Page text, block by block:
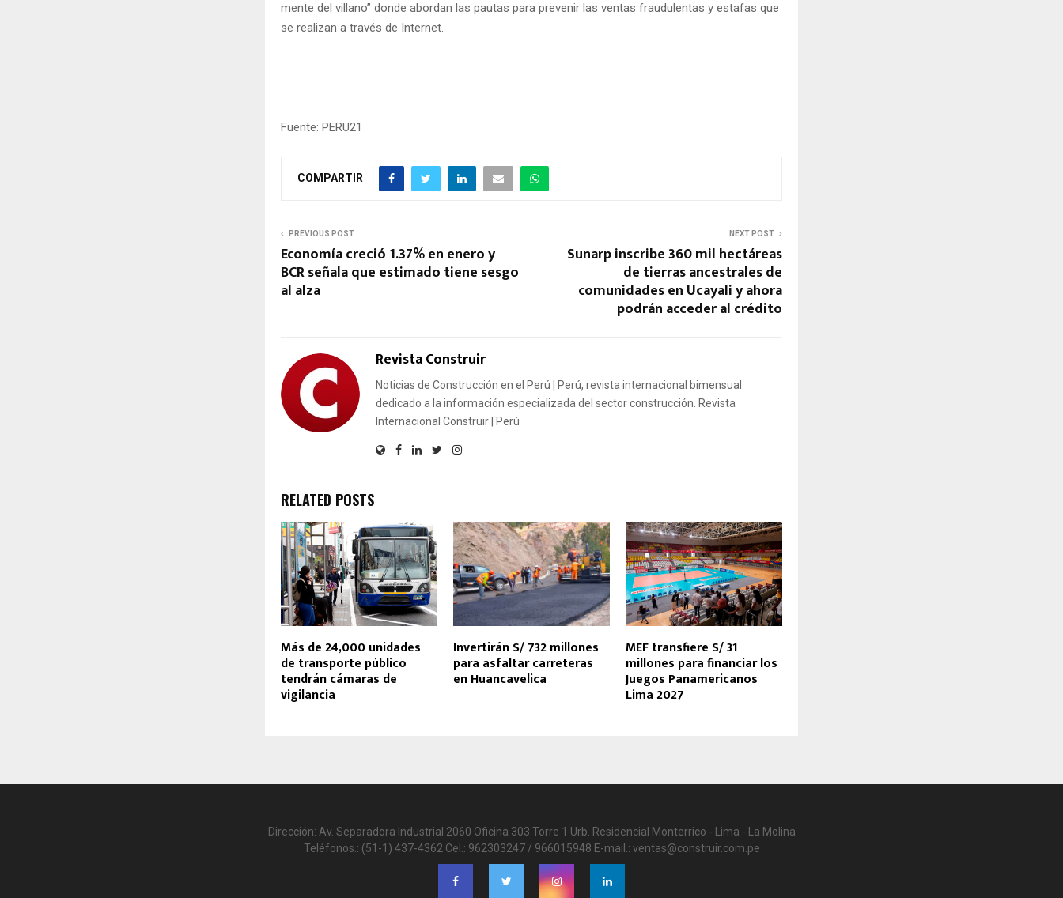
mente del villano” donde abordan las pautas para prevenir las ventas fraudulentas y estafas que
se realizan a través de Internet.
Fuente: PERU21
COMPARTIR
PREVIOUS POST
Economía creció 1.37% en enero y
BCR señala que estimado tiene sesgo
al alza
NEXT POST
Sunarp inscribe 360 mil hectáreas
de tierras ancestrales de
comunidades en Ucayali y ahora
podrán acceder al crédito
Revista Construir
Noticias de Construcción en el Perú | Perú, revista internacional bimensual
dedicado a la información especializada del sector construcción. Revista
Internacional Construir | Perú
RELATED POSTS
Más de 24,000 unidades
de transporte público
tendrán cámaras de
vigilancia
Invertirán S/ 732 millones
para asfaltar carreteras
en Huancavelica
MEF transfiere S/ 31
millones para financiar los
Juegos Panamericanos
Lima 2027
Dirección: Av. Separadora Industrial 2060 Oficina 303 Torre 1 Urb. Residencial Monterrico - Lima - La Molina
Teléfonos.: (51-1) 437-4362 Cel.: 962303247 / 966015948 E-mail.: ventas@construir.com.pe